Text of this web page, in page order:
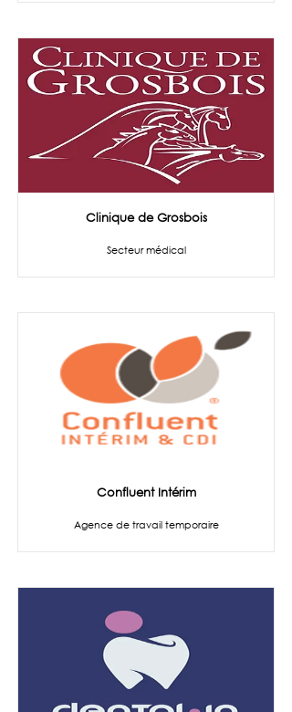
Clinique de Grosbois
Secteur médical
Confluent Intérim
Agence de travail temporaire